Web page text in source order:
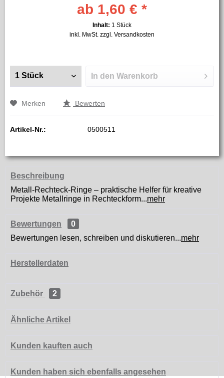
ab 1,60 € *
Inhalt: 1 Stück
inkl. MwSt. zzgl. Versandkosten
In den Warenkorb
Merken Bewerten
Artikel-Nr.: 0500511
Beschreibung
Metall-Rechteck-Ringe – praktische Helfer für kreative
Projekte Metallringe in Rechteckform...mehr
Bewertungen
0
Bewertungen lesen, schreiben und diskutieren...mehr
Herstellerdaten
Zubehör 2
Ähnliche Artikel
Kunden kauften auch
Kunden haben sich ebenfalls angesehen